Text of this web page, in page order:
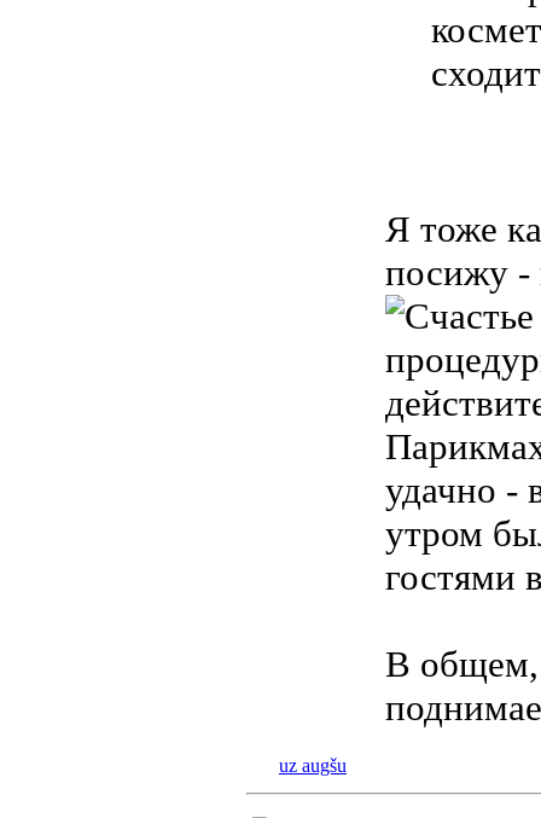
Я тоже
посижу -
удачно -
утром
гостями
В общем,
uz augšu